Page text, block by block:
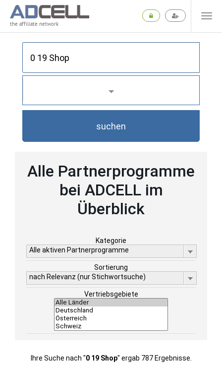
the affiliate network
suchen
Alle Partnerprogramme
bei ADCELL im
Überblick
Kategorie
Alle aktiven Partnerprogramme
Sortierung
nach Relevanz (nur Stichwortsuche)
Vertriebsgebiete
Ihre Suche nach "0 19 Shop" ergab 787 Ergebnisse.